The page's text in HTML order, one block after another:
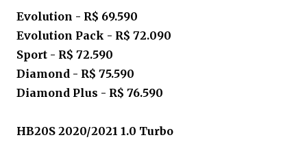
Evolution - R$ 69.590
Evolution Pack - R$ 72.090
Sport - R$ 72.590
Diamond - R$ 75.590
Diamond Plus - R$ 76.590
HB20S 2020/2021 1.0 Turbo